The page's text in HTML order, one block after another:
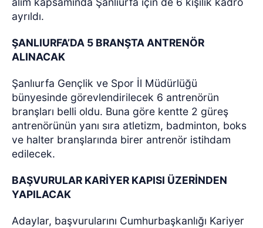
ayrıldı.
ŞANLIURFA’DA 5 BRANŞTA ANTRENÖR
ALINACAK
Şanlıurfa Gençlik ve Spor İl Müdürlüğü
bünyesinde görevlendirilecek 6 antrenörün
branşları belli oldu. Buna göre kentte 2 güreş
antrenörünün yanı sıra atletizm, badminton, boks
ve halter branşlarında birer antrenör istihdam
edilecek.
BAŞVURULAR KARİYER KAPISI ÜZERİNDEN
YAPILACAK
Adaylar, başvurularını Cumhurbaşkanlığı Kariyer